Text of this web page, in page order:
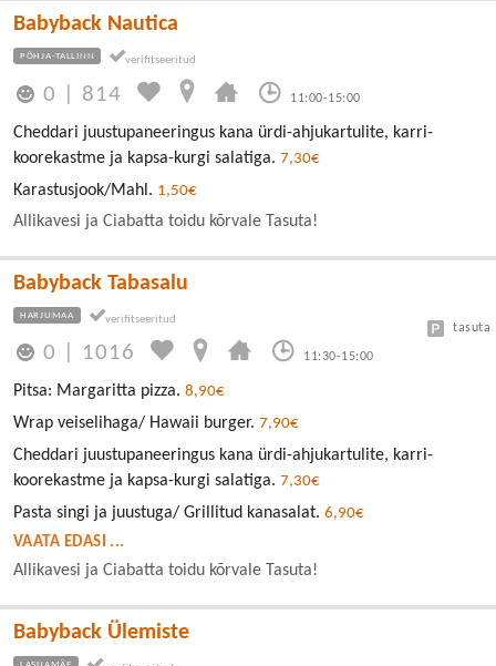
Babyback Nautica
PÕHJA-TALLINN
0 814 11:00-15:00
Cheddari juustupaneeringus kana ürdi-ahjukartulite, karri-
koorekastme ja kapsa-kurgi salatiga. 7,30€
Karastusjook/Mahl. 1,50€
Allikavesi ja Ciabatta toidu kõrvale Tasuta!
Babyback Tabasalu
HARJUMAA
0 1016 11:30-15:00
tasuta
Pitsa: Margaritta pizza. 8,90€
Wrap veiselihaga/ Hawaii burger. 7,90€
Cheddari juustupaneeringus kana ürdi-ahjukartulite, karri-
koorekastme ja kapsa-kurgi salatiga. 7,30€
Pasta singi ja juustuga/ Grillitud kanasalat. 6,90€
VAATA EDASI ...
Allikavesi ja Ciabatta toidu kõrvale Tasuta!
Babyback Ülemiste